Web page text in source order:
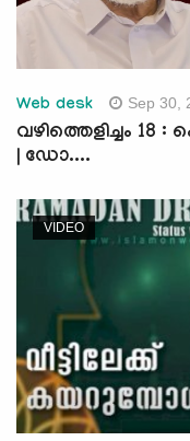
Web desk Sep 30,
വഴിത്തെളിച്ചം 18 :
| ഡോ....
VIDEO